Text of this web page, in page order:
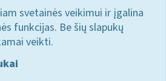
svetainės veikimui ir įgalina
funkcijas. Be šių slapukų
veikti.